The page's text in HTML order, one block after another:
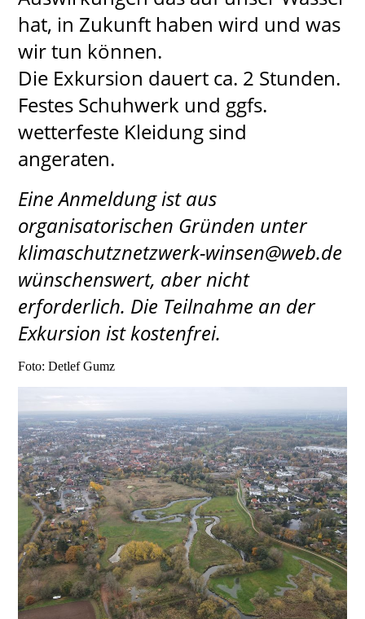
hat, in Zukunft haben wird und was
wir tun können.
Die Exkursion dauert ca. 2 Stunden.
Festes Schuhwerk und ggfs.
wetterfeste Kleidung sind
angeraten.
Eine Anmeldung ist aus
organisatorischen Gründen unter
klimaschutznetzwerk-winsen@web.de
wünschenswert, aber nicht
erforderlich. Die Teilnahme an der
Exkursion ist kostenfrei.
Foto: Detlef Gumz